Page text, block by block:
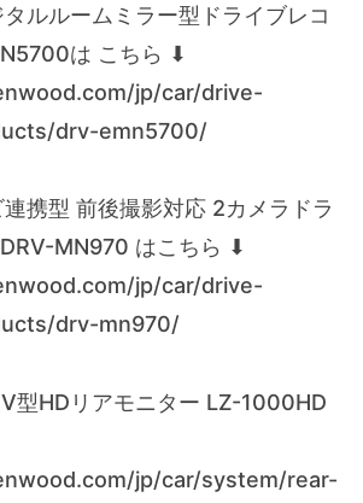
ルルームミラー型ドライブレコ
は こちら ⬇
jp/car/drive-
drv-emn5700/
携型 前後撮影対応 2カメラドラ
MN970 はこちら ⬇
jp/car/drive-
drv-mn970/
型HDリアモニター LZ-1000HD
jp/car/system/rear-